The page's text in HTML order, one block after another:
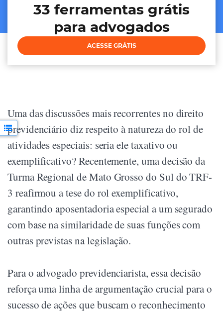
33 ferramentas grátis
para advogados
ACESSE GRÁTIS
Uma das discussões mais recorrentes no direito
previdenciário diz respeito à natureza do rol de
atividades especiais: seria ele taxativo ou
exemplificativo? Recentemente, uma decisão da
Turma Regional de Mato Grosso do Sul do TRF-
3 reafirmou a tese do rol exemplificativo,
garantindo aposentadoria especial a um segurado
com base na similaridade de suas funções com
outras previstas na legislação.
Para o advogado previdenciarista, essa decisão
reforça uma linha de argumentação crucial para o
sucesso de ações que buscam o reconhecimento